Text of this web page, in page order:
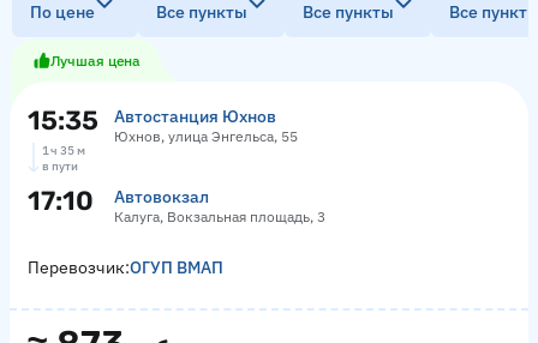
По цене Все пункты Все пункты Все
Лучшая цена
15:35 Автостанция Юхнов
Юхнов, улица Энгельса, 55
1 ч 35 м
в пути
17:10 Автовокзал
Калуга, Вокзальная площадь, 3
Перевозчик:ОГУП ВМАП